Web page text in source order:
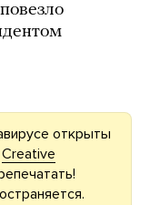
открыты
Creative